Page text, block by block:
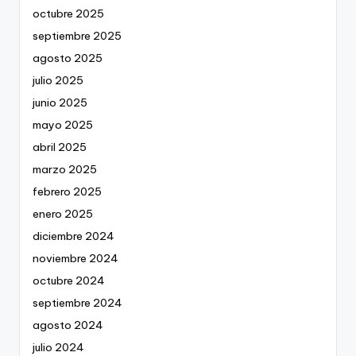
octubre 2025
septiembre 2025
agosto 2025
julio 2025
junio 2025
mayo 2025
abril 2025
marzo 2025
febrero 2025
enero 2025
diciembre 2024
noviembre 2024
octubre 2024
septiembre 2024
agosto 2024
julio 2024